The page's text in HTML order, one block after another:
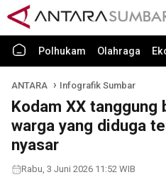
Polhukam Olahraga
ANTARA Infografik Sumbar
Kodam XX tanggung
warga yang diduga
nyasar
Rabu, 3 Juni 2026 11:52 WIB